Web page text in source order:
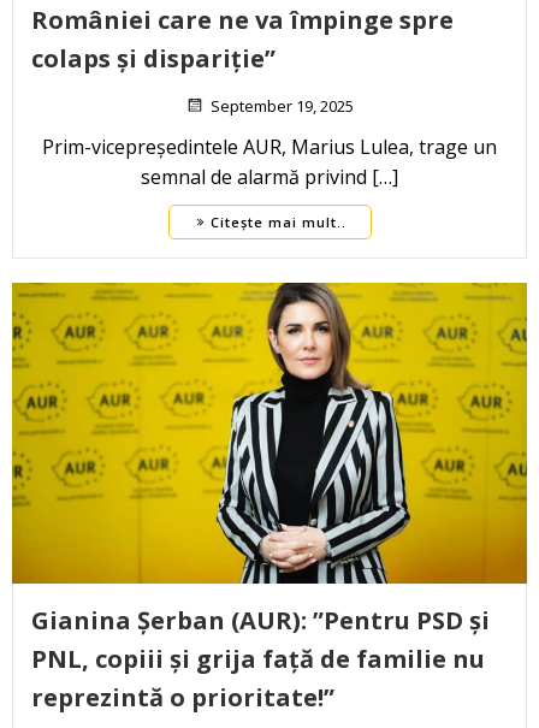
României care ne va împinge spre
colaps și dispariție”
September 19, 2025
Prim-vicepreședintele AUR, Marius Lulea, trage un
semnal de alarmă privind […]
Citește mai mult..
Gianina Șerban (AUR): ”Pentru PSD și
PNL, copiii și grija față de familie nu
reprezintă o prioritate!”